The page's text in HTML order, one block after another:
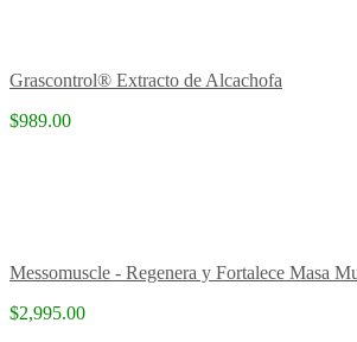
Grascontrol® Extracto de Alcachofa
$989.00
Messomuscle - Regenera y Fortalece Masa
$2,995.00